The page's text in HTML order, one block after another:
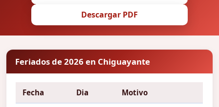
Descargar PDF
Feriados de 2026 en Chiguayante
Fecha Dia Motivo